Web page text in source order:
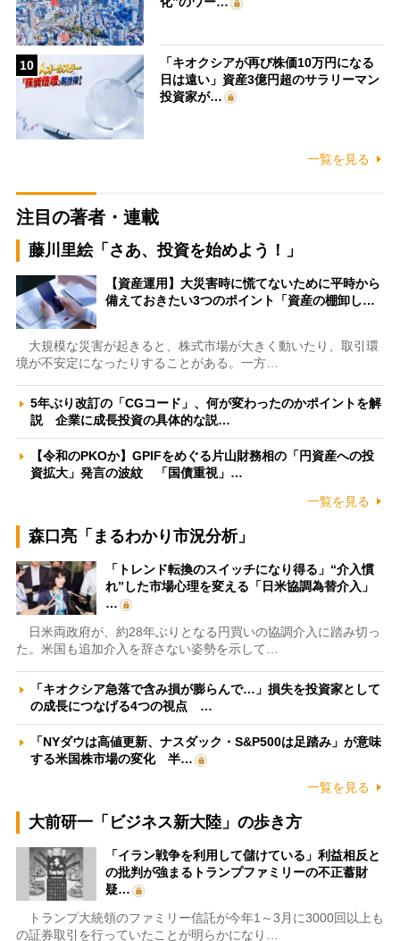
10
「キオクシアが再び株価10万円になる
日は遠い」資産3億円超のサラリーマン
投資家が…
一覧を見る
注目の著者・連載
藤川里絵「さあ、投資を始めよう！」
【資産運用】大災害時に慌てないために平時から
備えておきたい3つのポイント「資産の棚卸し…
大規模な災害が起きると、株式市場が大きく動いたり、取引環
境が不安定になったりすることがある。一方…
5年ぶり改訂の「CGコード」、何が変わったのかポイントを解
説 企業に成長投資の具体的な説…
【令和のPKOか】GPIFをめぐる片山財務相の「円資産への投
資拡大」発言の波紋 「国債重視」…
一覧を見る
森口亮「まるわかり市況分析」
「トレンド転換のスイッチになり得る」“介入慣
れ”した市場心理を変える「日米協調為替介入」
…
日米両政府が、約28年ぶりとなる円買いの協調介入に踏み切っ
た。米国も追加介入を辞さない姿勢を示して…
「キオクシア急落で含み損が膨らんで…」損失を投資家として
の成長につなげる4つの視点 …
「NYダウは高値更新、ナスダック・S&P500は足踏み」が意味
する米国株市場の変化 半…
一覧を見る
大前研一「ビジネス新大陸」の歩き方
「イラン戦争を利用して儲けている」利益相反と
の批判が強まるトランプファミリーの不正蓄財
疑…
トランプ大統領のファミリー信託が今年1～3月に3000回以上も
の証券取引を行っていたことが明らかになり…